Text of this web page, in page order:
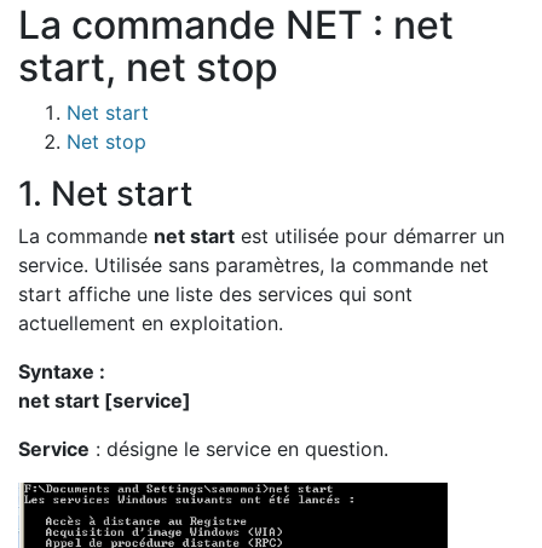
La commande NET : net
start, net stop
Net start
Net stop
1. Net start
La commande net start est utilisée pour démarrer un
service. Utilisée sans paramètres, la commande net
start affiche une liste des services qui sont
actuellement en exploitation.
Syntaxe :
net start [service]
Service : désigne le service en question.